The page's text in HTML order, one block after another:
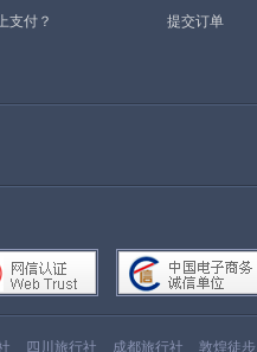
支付？
提交订单
四川旅行社 成都旅行社 敦煌徒步